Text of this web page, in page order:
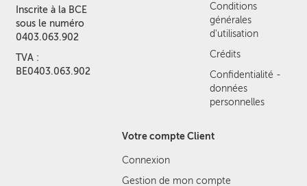
Inscrite à la BCE
sous le numéro
0403.063.902
TVA :
BE0403.063.902
Conditions
générales
d'utilisation
Crédits
Confidentialité -
données
personnelles
Votre compte Client
Connexion
Gestion de mon compte